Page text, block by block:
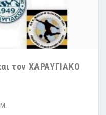
τον ΧΑΡΑΥΓΙΑΚΟ